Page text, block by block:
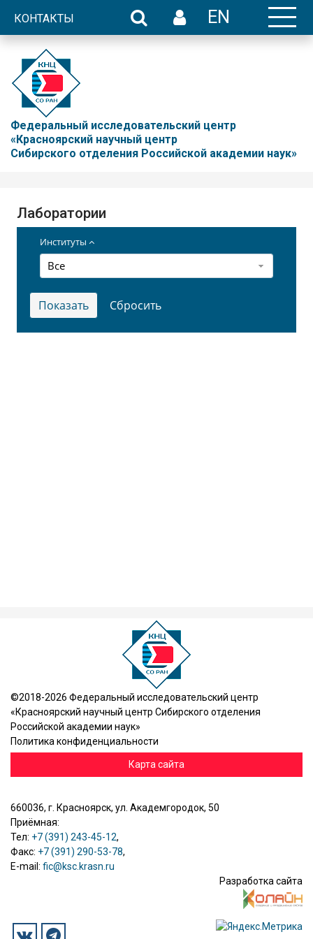
КОНТАКТЫ EN
Федеральный исследовательский центр
«Красноярский научный центр
Сибирского отделения Российской академии наук»
Лаборатории
Институты
Все
©2018-2026 Федеральный исследовательский центр
«Красноярский научный центр Сибирского отделения
Российской академии наук»
Политика конфиденциальности
Карта сайта
660036, г. Красноярск, ул. Академгородок, 50
Приёмная:
Тел: +7 (391) 243-45-12,
Факс: +7 (391) 290-53-78,
E-mail: fic@ksc.krasn.ru
Разработка сайта